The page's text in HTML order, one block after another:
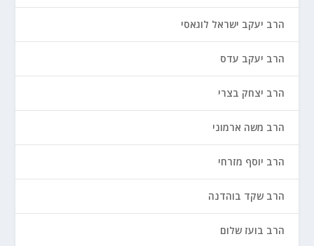
הרב יעקב ישראל לוגאסי
הרב יעקב עדס
הרב יצחק בצרי
הרב משה ארמוני
הרב יוסף מזרחי
הרב שקד בוהדנה
הרב בועז שלום